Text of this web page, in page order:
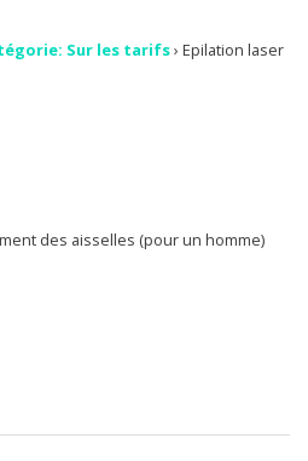
Sur les tarifs› Epilation laser
des aisselles (pour un homme)